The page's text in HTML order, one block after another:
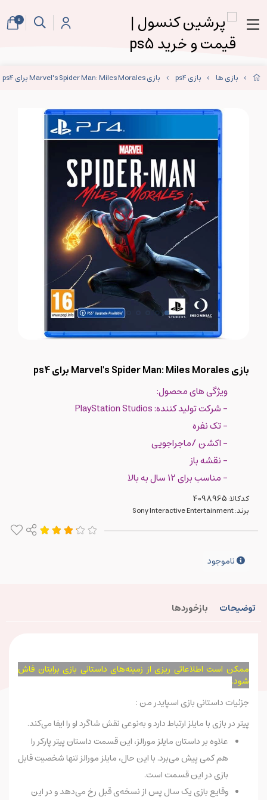
بازی ها بازی ps4 بازی Marvel's Spider Man: Miles Morales برای ps4
بازی Marvel's Spider Man: Miles Morales برای ps4
ویژگی های محصول:
- شرکت تولید کننده: PlayStation Studios
- تک نفره
- اکشن /ماجراجویی
- نقشه باز
- مناسب برای ۱۲ سال به بالا
کدکالا:
برند:Sony Interactive Entertainment
ناموجود
توضیحات بازخوردها
ممکن است اطلاعاتی ریزی از زمینه‌های داستانی بازی برایتان فاش
شود.
جزئیات داستانی بازی اسپایدر من :
پیتر در بازی با مایلز ارتباط دارد و به‌نوعی نقش شاگرد او را ایفا می‌کند.
علاوه بر داستان مایلز مورالز، این قسمت داستان پیتر پارکر را
هم کمی پیش می‌برد. با این حال، مایلز مورالز تنها شخصیت قابل
بازی در این قسمت است.
وقایع بازی یک سال پس از نسخه‌ی قبل رخ می‌دهد و در این
0